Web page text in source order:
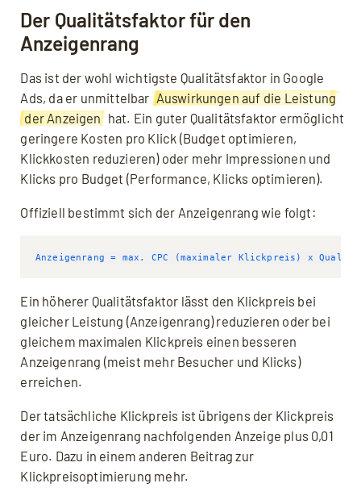
Der Qualitätsfaktor für den
Anzeigenrang
Das ist der wohl wichtigste Qualitätsfaktor in Google
Ads, da er unmittelbar Auswirkungen auf die Leistung
der Anzeigen hat. Ein guter Qualitätsfaktor ermöglicht
geringere Kosten pro Klick (Budget optimieren,
Klickkosten reduzieren) oder mehr Impressionen und
Klicks pro Budget (Performance, Klicks optimieren).
Offiziell bestimmt sich der Anzeigenrang wie folgt:
Ein höherer Qualitätsfaktor lässt den Klickpreis bei
gleicher Leistung (Anzeigenrang) reduzieren oder bei
gleichem maximalen Klickpreis einen besseren
Anzeigenrang (meist mehr Besucher und Klicks)
erreichen.
Der tatsächliche Klickpreis ist übrigens der Klickpreis
der im Anzeigenrang nachfolgenden Anzeige plus 0,01
Euro. Dazu in einem anderen Beitrag zur
Klickpreisoptimierung mehr.